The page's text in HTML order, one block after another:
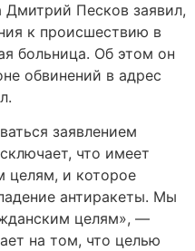
Дмитрий Песков заявил,
к происшествию в
больница. Об этом он
обвинений в адрес
заявлением
что имеет
целям, и которое
антиракеты. Мы
целям», —
на том, что целью